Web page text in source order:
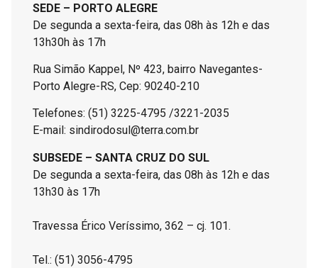
SEDE – PORTO ALEGRE
De segunda a sexta-feira, das 08h às 12h e das
13h30h às 17h
Rua Simão Kappel, Nº 423, bairro Navegantes-
Porto Alegre-RS, Cep: 90240-210
Telefones: (51) 3225-4795 /3221-2035
E-mail: sindirodosul@terra.com.br
SUBSEDE – SANTA CRUZ DO SUL
De segunda a sexta-feira, das 08h às 12h e das
13h30 às 17h
Travessa Érico Veríssimo, 362 – cj. 101.
Tel.: (51) 3056-4795